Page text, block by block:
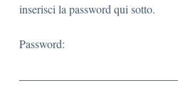
inserisci la password qui sotto.
Password: